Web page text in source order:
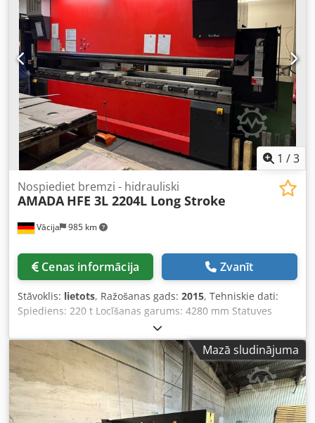
1 /3
Vācija 985 km
Nospiediet bremzi - hidrauliski
AMADA HFE 3L 2204L Long Stroke
Cenas informācija Zvanīt
Stāvoklis: lietots, Ražošanas gads: 2015, Tehniskie dati:
Spiediens: 220 t Locīšanas garums: 4280 mm Statuves
platums: 3760 mm Mašīnas svars aptuveni: 18 t AMADA
HFE 3L 2204L Long Stroke – 220 t CNC hidrauliskā
locēšanas prese, 8 asis Pārdod AMADA HFE 3L 2204L Long
Stroke CNC locēšanas presi, kas ir jaunākās HFE paaudzes.
Mašīna tika izgatavota 2015. gada decembrī (ražošanas
gads 2016), un tā ir izcili labā stāvoklī, tehniskajā ziņā
nevainojama. Ar spiedienu 220 tonnas, locīšanas garumu
Mazā sludinājuma